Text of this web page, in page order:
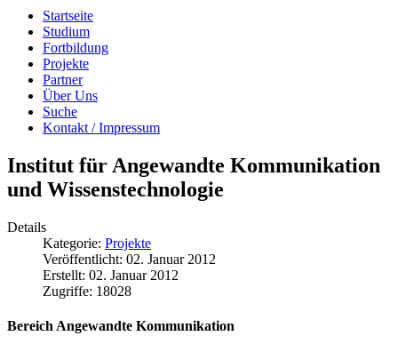
Startseite
Studium
Fortbildung
Projekte
Partner
Über Uns
Suche
Kontakt / Impressum
Institut für Angewandte Kommunikation
und Wissenstechnologie
Details
Kategorie: Projekte
Veröffentlicht: 02. Januar 2012
Erstellt: 02. Januar 2012
Zugriffe: 18028
Bereich Angewandte Kommunikation